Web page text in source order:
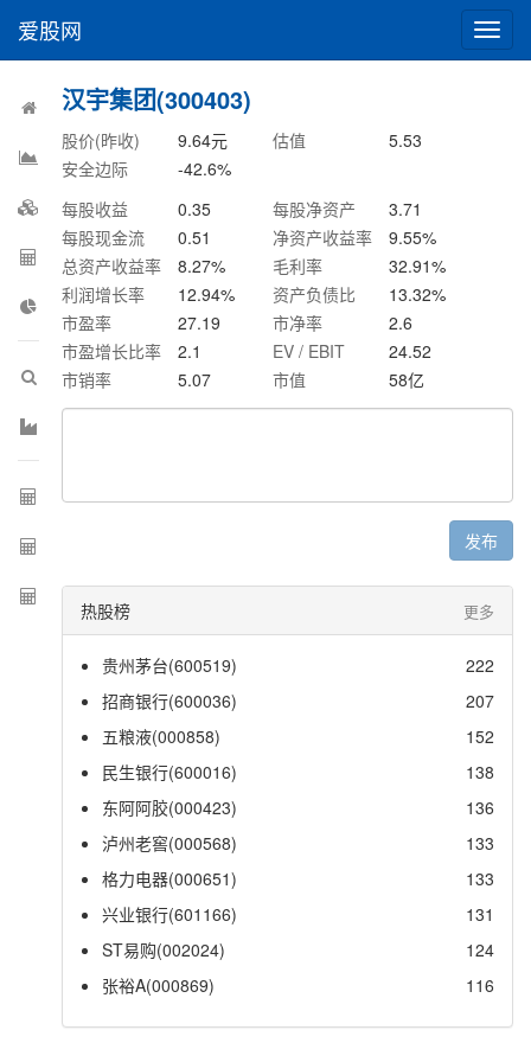
切
换
爱股网
汉宇集团(300403)
股价(昨收) 9.64元 估值
5.53
安全边际
-42.6%
每股收益
0.35 每股净资产
3.71
每股现金流
0.51 净资产收益率 9.55%
总资产收益率
8.27% 毛利率 32.91%
利润增长率
12.94% 资产负债比 13.32%
市盈率
27.19 市净率
2.6
市盈增长比率
2.1 EV / EBIT
24.52
市销率
5.07 市值 58亿
发布
热股榜 更多
贵州茅台(600519)
222
招商银行(600036)
207
五粮液(000858)
152
民生银行(600016)
138
东阿阿胶(000423)
136
泸州老窖(000568)
133
格力电器(000651)
133
兴业银行(601166)
131
ST易购(002024)
124
张裕A(000869)
116